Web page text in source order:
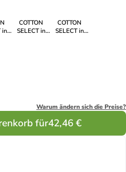
in
COTTON
SELECT in
COTTON
SELECT in
Warum ändern sich die Preise?
für42,46 €